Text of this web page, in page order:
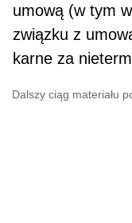
umową (w tym
związku z
karne za
Dalszy ciąg materiału